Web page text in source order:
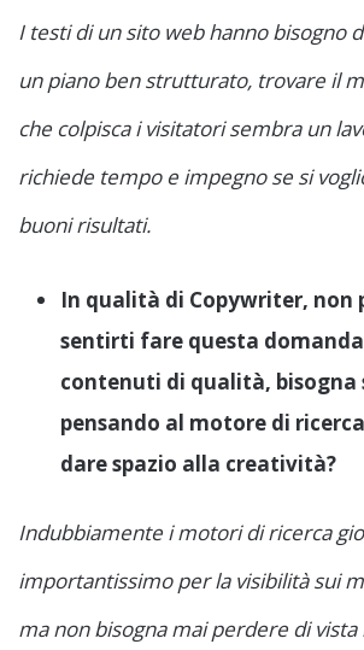
I testi di un sito web hanno bisogno
un piano ben strutturato, trovare il
che colpisca i visitatori sembra un
richiede tempo e impegno se si
buoni risultati.
In qualità di Copywriter, non
sentirti fare questa
contenuti di qualità, bisogna
pensando al motore di
dare spazio alla creatività?
Indubbiamente i motori di ricerca
importantissimo per la visibilità sui
ma non bisogna mai perdere di vista